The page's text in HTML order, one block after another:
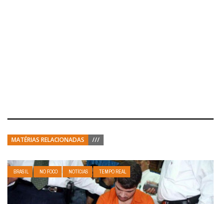
MATÉRIAS RELACIONADAS ///
BRASIL NO FOCO NOTÍCIAS TEMPO REAL